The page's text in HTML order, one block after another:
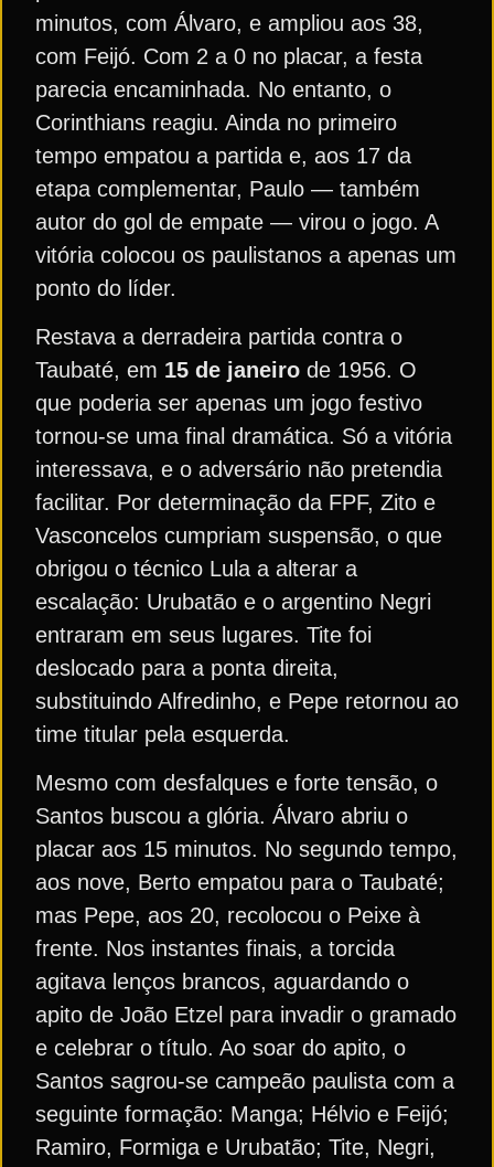
minutos, com Álvaro, e ampliou aos 38,
com Feijó. Com 2 a 0 no placar, a festa
parecia encaminhada. No entanto, o
Corinthians reagiu. Ainda no primeiro
tempo empatou a partida e, aos 17 da
etapa complementar, Paulo — também
autor do gol de empate — virou o jogo. A
vitória colocou os paulistanos a apenas um
ponto do líder.
Restava a derradeira partida contra o
Taubaté, em 15 de janeiro de 1956. O
que poderia ser apenas um jogo festivo
tornou-se uma final dramática. Só a vitória
interessava, e o adversário não pretendia
facilitar. Por determinação da FPF, Zito e
Vasconcelos cumpriam suspensão, o que
obrigou o técnico Lula a alterar a
escalação: Urubatão e o argentino Negri
entraram em seus lugares. Tite foi
deslocado para a ponta direita,
substituindo Alfredinho, e Pepe retornou ao
time titular pela esquerda.
Mesmo com desfalques e forte tensão, o
Santos buscou a glória. Álvaro abriu o
placar aos 15 minutos. No segundo tempo,
aos nove, Berto empatou para o Taubaté;
mas Pepe, aos 20, recolocou o Peixe à
frente. Nos instantes finais, a torcida
agitava lenços brancos, aguardando o
apito de João Etzel para invadir o gramado
e celebrar o título. Ao soar do apito, o
Santos sagrou-se campeão paulista com a
seguinte formação: Manga; Hélvio e Feijó;
Ramiro, Formiga e Urubatão; Tite, Negri,